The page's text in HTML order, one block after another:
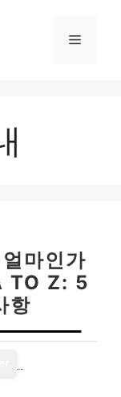
메
마인가
TO Z: 5
항